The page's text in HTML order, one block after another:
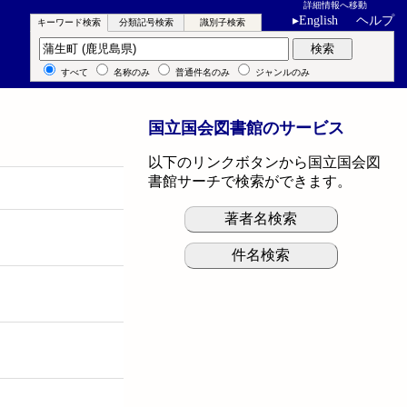
詳細情報へ移動
▸English ヘルプ
キーワード検索 分類記号検索 識別子検索
キーワード検索 検索
すべて 名称のみ 普通件名のみ ジャンルのみ
国立国会図書館のサービス
以下のリンクボタンから国立国会図
書館サーチで検索ができます。
著者名検索
件名検索